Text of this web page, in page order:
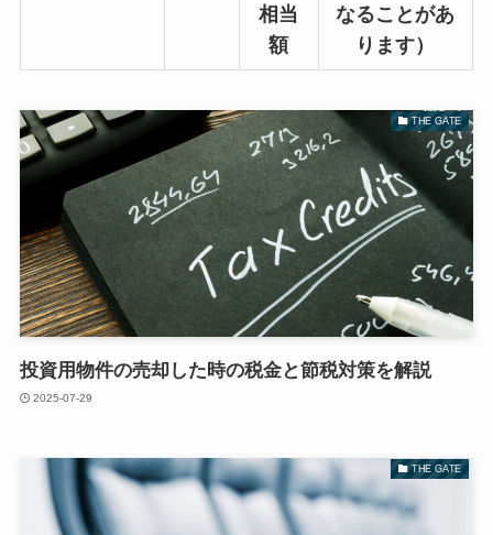
相当
額
なることがあ
ります）
THE GATE
投資用物件の売却した時の税金と節税対策を解説
2025-07-29
THE GATE